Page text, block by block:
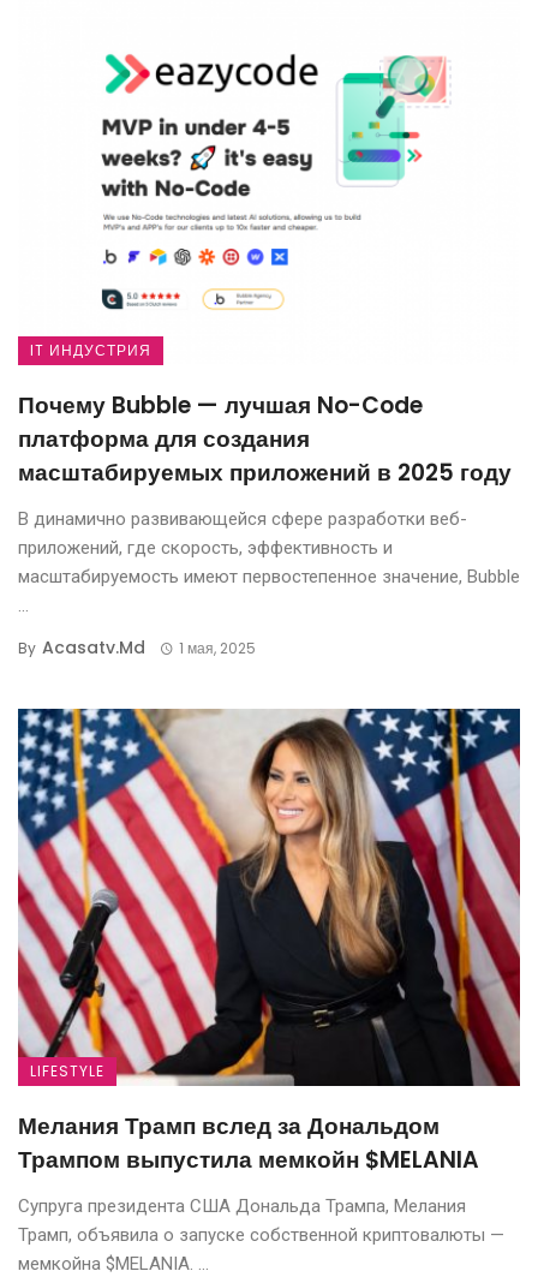
IT ИНДУСТРИЯ
Почему Bubble — лучшая No-Code
платформа для создания
масштабируемых приложений в 2025 году
В динамично развивающейся сфере разработки веб-
приложений, где скорость, эффективность и
масштабируемость имеют первостепенное значение, Bubble
...
By Acasatv.md 1 мая, 2025
LIFESTYLE
Мелания Трамп вслед за Дональдом
Трампом выпустила мемкойн $MELANIA
Супруга президента США Дональда Трампа, Мелания
Трамп, объявила о запуске собственной криптовалюты —
мемкойна $MELANIA. ...